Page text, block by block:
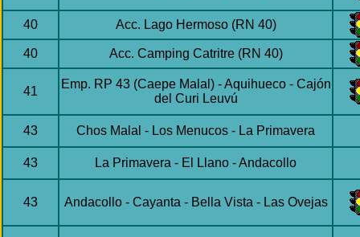
40 Acc. Lago Hermoso (RN 40)
40 Acc. Camping Catritre (RN 40)
41
Emp. RP 43 (Caepe Malal) - Aquihueco - Cajón
del Curi Leuvú
43 Chos Malal - Los Menucos - La Primavera
43 La Primavera - El Llano - Andacollo
43 Andacollo - Cayanta - Bella Vista - Las Ovejas